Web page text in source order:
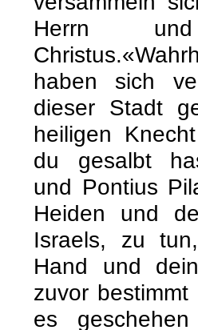
Herrn
haben sich
dieser Stadt
heiligen
du gesalbt
und Pontius
Heiden und
Israels, zu
Hand und
zuvor
es